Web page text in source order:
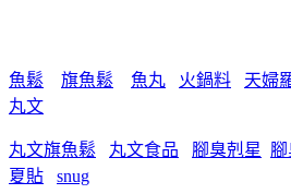
魚鬆 旗魚鬆 魚丸 火鍋料 天婦
丸文
丸文旗魚鬆 丸文食品 腳臭剋星 腳
夏貼
snug